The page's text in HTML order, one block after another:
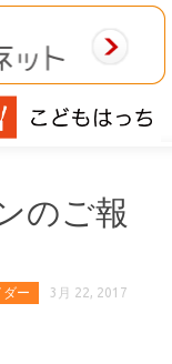
のご報
ダー 3月 22, 2017